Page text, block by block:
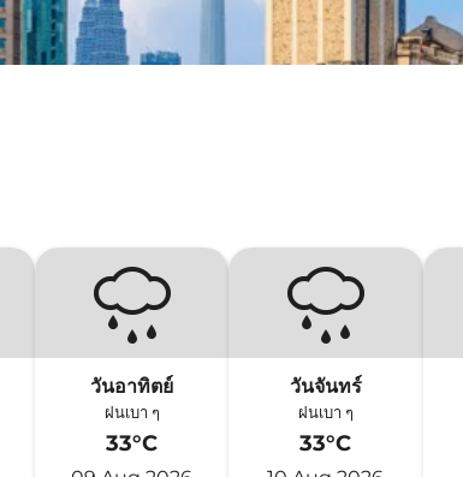
วันอาทิตย์
ฝนเบา ๆ
33°C
วันจันทร์
ฝนเบา ๆ
33°C